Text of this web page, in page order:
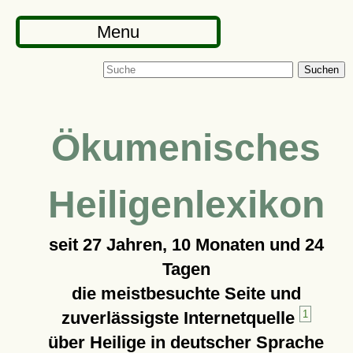
Menu
Suchen
Ökumenisches
Heiligenlexikon
seit 27 Jahren, 10 Monaten und 24
Tagen
die meistbesuchte Seite und
zuverlässigste Internetquelle
1
über Heilige in deutscher Sprache